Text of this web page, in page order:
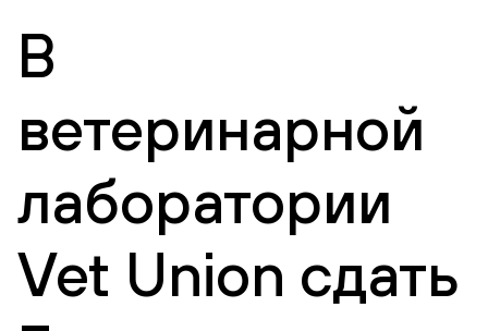
В
ветеринарной
лаборатории
Vet Union сдать